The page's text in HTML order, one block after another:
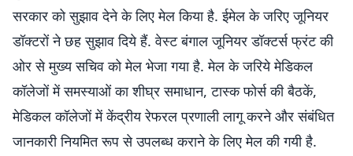
सरकार को सुझाव देने के लिए मेल किया है. ईमेल के जरिए जूनियर
डॉक्टरों ने छह सुझाव दिये हैं. वेस्ट बंगाल जूनियर डॉक्टर्स फ्रंट की
ओर से मुख्य सचिव को मेल भेजा गया है. मेल के जरिये मेडिकल
कॉलेजों में समस्याओं का शीघ्र समाधान, टास्क फोर्स की बैठकें,
मेडिकल कॉलेजों में केंद्रीय रेफरल प्रणाली लागू करने और संबंधित
जानकारी नियमित रूप से उपलब्ध कराने के लिए मेल की गयी है.